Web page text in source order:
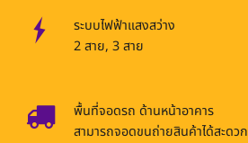
ระบบไฟฟ้าแสงสว่าง
2 สาย, 3 สาย
พื้นที่จอดรถ ด้านหน้าอาคาร
สามารถจอดขนถ่ายสินค้าได้สะดวก